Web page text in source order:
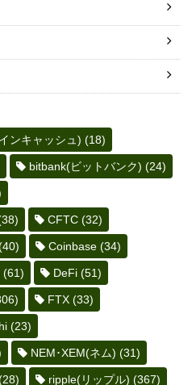
ンキャッシュ) (18)
bitbank(ビットバンク) (24)
CFTC (32)
Coinbase (34)
(61) DeFi (51)
FTX (33)
(23)
NEM･XEM(ネム) (31)
ripple(リップル) (367)